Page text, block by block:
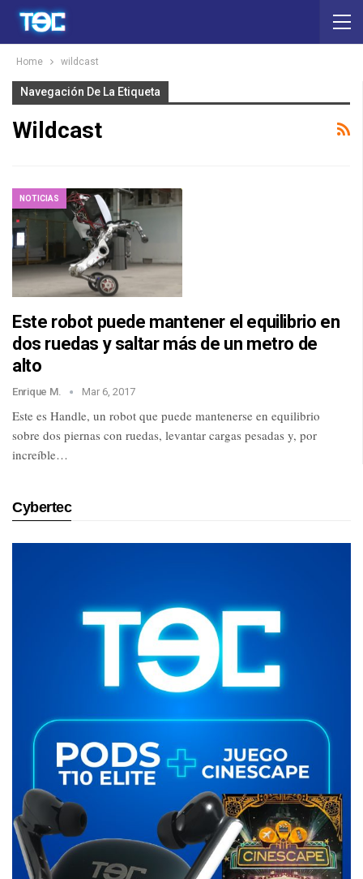
Home wildcast
Navegación De La Etiqueta
Wildcast
NOTICIAS
Este robot puede mantener el equilibrio en
dos ruedas y saltar más de un metro de
alto
Enrique M. Mar 6, 2017
Este es Handle, un robot que puede mantenerse en equilibrio
sobre dos piernas con ruedas, levantar cargas pesadas y, por
increíble…
Cybertec